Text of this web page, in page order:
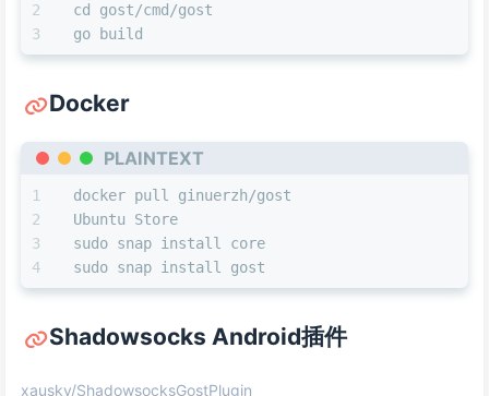
cd gost/cmd/gost
go build
Docker
PLAINTEXT
docker pull ginuerzh/gost
Ubuntu Store
sudo snap install core
sudo snap install gost
Shadowsocks Android插件
xausky/ShadowsocksGostPlugin